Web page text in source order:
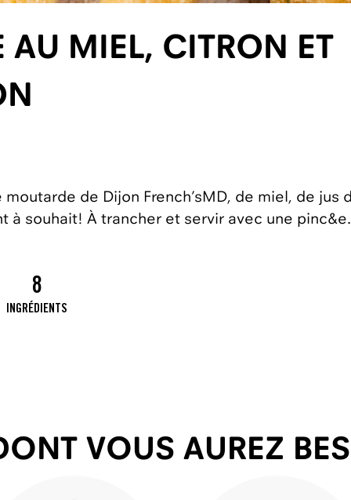
AU MIEL, CITRON ET
de Dijon French’sMD, de miel, de
à souhait! À trancher et servir avec une pinc&e
8
INGRÉDIENTS
VOUS AUREZ